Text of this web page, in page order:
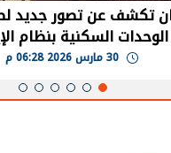
تكشف عن تصور جديد
الوحدات السكنية بنظام